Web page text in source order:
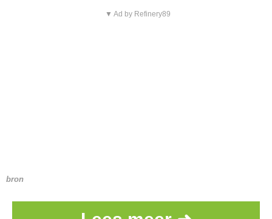
▼ Ad by Refinery89
bron